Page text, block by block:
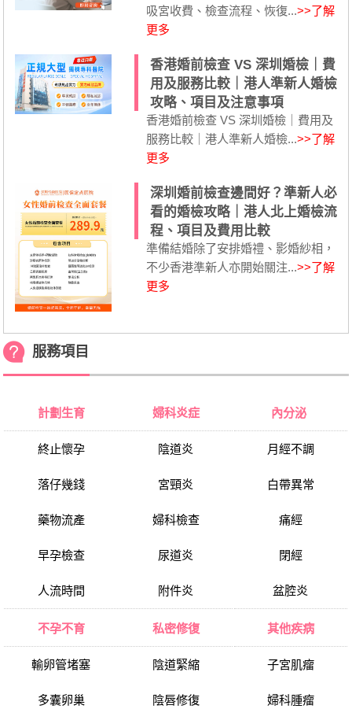
吸宮收費、檢查流程、恢復...>>了解
更多
香港婚前檢查 VS 深圳婚檢｜費
用及服務比較｜港人準新人婚檢
攻略、項目及注意事項
香港婚前檢查 VS 深圳婚檢｜費用及
服務比較｜港人準新人婚檢...>>了解
更多
深圳婚前檢查邊間好？準新人必
看的婚檢攻略｜港人北上婚檢流
程、項目及費用比較
準備結婚除了安排婚禮、影婚紗相，
不少香港準新人亦開始關注...>>了解
更多
服務項目
計劃生育
終止懷孕
落仔幾錢
藥物流產
早孕檢查
人流時間
婦科炎症
陰道炎
宮頸炎
婦科檢查
尿道炎
附件炎
內分泌
月經不調
白帶異常
痛經
閉經
盆腔炎
不孕不育
輸卵管堵塞
多囊卵巢
私密修復
陰道緊縮
陰唇修復
其他疾病
子宮肌瘤
婦科腫瘤